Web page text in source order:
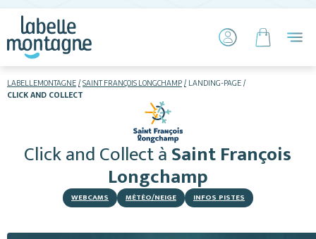
LABELLEMONTAGNE SAINT FRANÇOIS LONGCHAMP
LANDING-PAGE
CLICK AND COLLECT
Click and CollectàSaint François
Longchamp
WEBCAMS MÉTÉO/NEIGE INFOS PISTES
Skier